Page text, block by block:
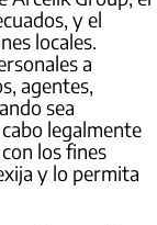
y el
locales.
a
agentes,
sea
legalmente
los fines
y lo permita